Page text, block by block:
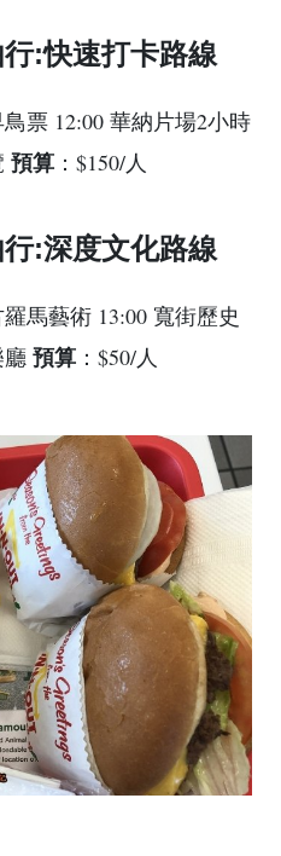
:快速打卡路線
鳥票 12:00 華納片場2小時
預算 ：$150/人
:深度文化路線
馬藝術 13:00 寬街歷史
廳 預算 ：$50/人